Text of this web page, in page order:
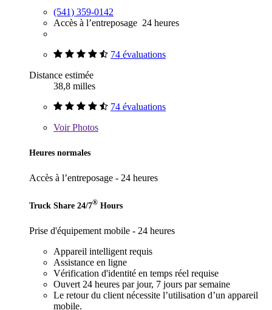
(541) 359-0142
Accès à l’entreposage 24 heures
74 évaluations
Distance estimée
38,8 milles
74 évaluations
VoirPhotos
Heures normales
Accès à l’entreposage - 24 heures
Truck Share 24/7® Hours
Prise d'équipement mobile - 24 heures
Appareil intelligent requis
Assistance en ligne
Vérification d'identité en temps réel requise
Ouvert 24 heures par jour, 7 jours par semaine
Le retour du client nécessite l’utilisation d’un appareil
mobile.